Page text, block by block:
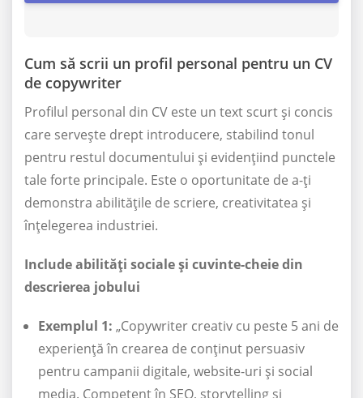
Cum să scrii un profil personal pentru un CV
de copywriter
Profilul personal din CV este un text scurt și concis
care servește drept introducere, stabilind tonul
pentru restul documentului și evidențiind punctele
tale forte principale. Este o oportunitate de a-ți
demonstra abilitățile de scriere, creativitatea și
înțelegerea industriei.
Include abilități sociale și cuvinte-cheie din
descrierea jobului
Exemplul 1: „Copywriter creativ cu peste 5 ani de
experiență în crearea de conținut persuasiv
pentru campanii digitale, website-uri și social
media. Competent în SEO, storytelling și